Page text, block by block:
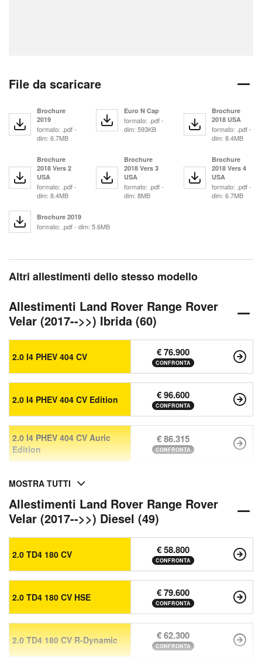
File da scaricare
Brochure
2019
formato: .pdf -
dim: 6.7MB
Euro N Cap
formato: .pdf -
dim: 593KB
Brochure
2018 USA
formato: .pdf -
dim: 8.4MB
Brochure
2018 Vers 2
USA
formato: .pdf -
dim: 8.4MB
Brochure
2018 Vers 3
USA
formato: .pdf -
dim: 8MB
Brochure
2018 Vers 4
USA
formato: .pdf -
dim: 6.7MB
Brochure 2019
formato: .pdf - dim: 5.6MB
Altri allestimenti dello stesso modello
Allestimenti Land Rover Range Rover
Velar (2017-->>) Ibrida (60)
2.0 I4 PHEV 404 CV € 76.900
CONFRONTA
2.0 I4 PHEV 404 CV Edition € 96.600
CONFRONTA
2.0 I4 PHEV 404 CV Auric
Edition
€ 86.315
CONFRONTA
MOSTRA TUTTI
Allestimenti Land Rover Range Rover
Velar (2017-->>) Diesel (49)
2.0 TD4 180 CV € 58.800
CONFRONTA
2.0 TD4 180 CV HSE € 79.600
CONFRONTA
2.0 TD4 180 CV R-Dynamic € 62.300
CONFRONTA